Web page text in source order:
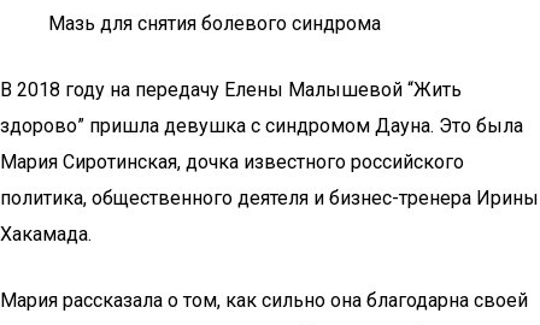
Мазь для снятия болевого синдрома
В 2018 году на передачу Елены Малышевой “Жить
здорово” пришла девушка с синдромом Дауна. Это была
Мария Сиротинская, дочка известного российского
политика, общественного деятеля и бизнес-тренера Ирины
Хакамада.
Мария рассказала о том, как сильно она благодарна своей